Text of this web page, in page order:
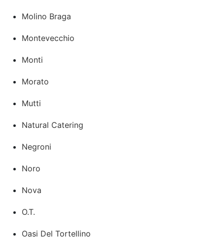
Molino Braga
Montevecchio
Monti
Morato
Mutti
Natural Catering
Negroni
Noro
Nova
O.T.
Oasi Del Tortellino